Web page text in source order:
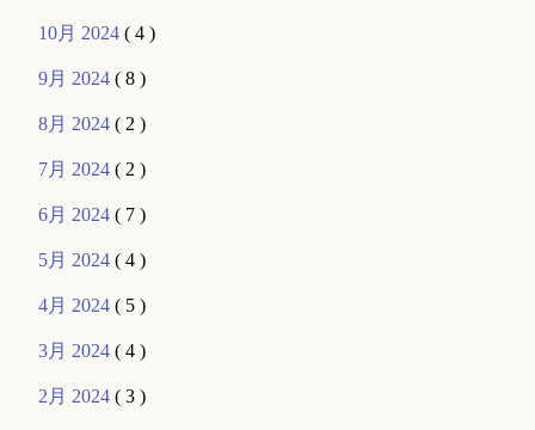
10月 2024( 4 )
9月 2024( 8 )
8月 2024( 2 )
7月 2024( 2 )
6月 2024( 7 )
5月 2024( 4 )
4月 2024( 5 )
3月 2024( 4 )
2月 2024( 3 )